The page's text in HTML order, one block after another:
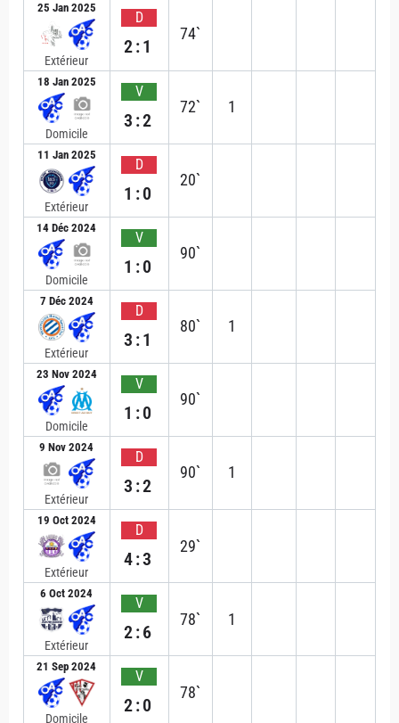
25 Jan 2025
Extérieur
D
2:1
74`
18 Jan 2025
Domicile
V
3:2
72` 1
11 Jan 2025
Extérieur
D
1:0
20`
14 Déc 2024
Domicile
V
1:0
90`
7 Déc 2024
Extérieur
D
3:1
80` 1
23 Nov 2024
Domicile
V
1:0
90`
9 Nov 2024
Extérieur
D
3:2
90` 1
19 Oct 2024
Extérieur
D
4:3
29`
6 Oct 2024
Extérieur
V
2:6
78` 1
21 Sep 2024
Domicile
V
2:0
78`